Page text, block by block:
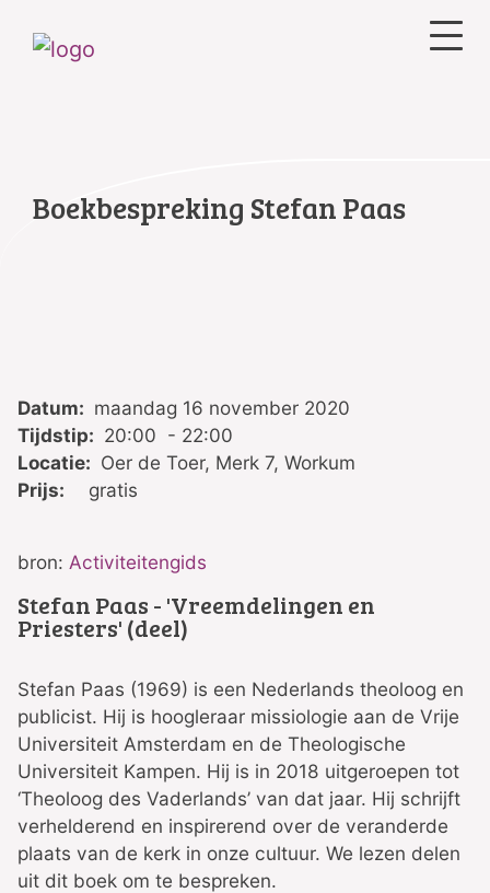
Boekbespreking Stefan Paas
Datum: maandag 16 november 2020
Tijdstip: 20:00 - 22:00
Locatie: Oer de Toer, Merk 7, Workum
Prijs:
gratis
bron: Activiteitengids
Stefan Paas - 'Vreemdelingen en
Priesters' (deel)
Stefan Paas (1969) is een Nederlands theoloog en
publicist. Hij is hoogleraar missiologie aan de Vrije
Universiteit Amsterdam en de Theologische
Universiteit Kampen. Hij is in 2018 uitgeroepen tot
‘Theoloog des Vaderlands’ van dat jaar. Hij schrijft
verhelderend en inspirerend over de veranderde
plaats van de kerk in onze cultuur. We lezen delen
uit dit boek om te bespreken.